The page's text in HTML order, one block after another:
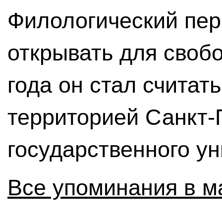
Филологический
открывать для
года он стал
территорией Санкт-
государственного
Все упоминания в